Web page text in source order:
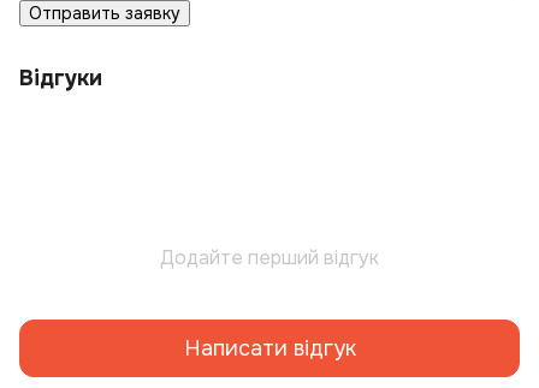
Отправить заявку
Відгуки
Додайте перший відгук
Написати відгук